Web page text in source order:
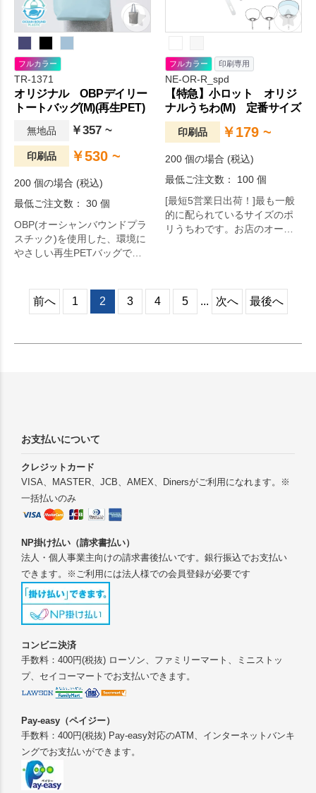
フルカラー
TR-1371
オリジナル OBPデイリー
トートバッグ(M)(再生PET)
無地品 ￥357 ~
印刷品 ￥530 ~
200 個の場合 (税込)
最低ご注文数： 30 個
OBP(オーシャンバウンドプラ
スチック)を使用した、環境に
やさしい再生PETバッグで
フルカラー 印刷専用
NE-OR-R_spd
【特急】小ロット オリジ
ナルうちわ(M) 定番サイズ
印刷品 ￥179 ~
200 個の場合 (税込)
最低ご注文数： 100 個
[最短5営業日出荷！]最も一般
的に配られているサイズのポ
リうちわです。お店のオープ
前へ 1 2 3 4 5 ... 次へ 最後へ
お支払いについて
クレジットカード
VISA、MASTER、JCB、AMEX、Dinersがご利用になれます。※
一括払いのみ
NP掛け払い（請求書払い）
法人・個人事業主向けの請求書後払いです。銀行振込でお支払い
できます。※ご利用には法人様での会員登録が必要です
コンビニ決済
手数料：400円(税抜) ローソン、ファミリーマート、ミニストッ
プ、セイコーマートでお支払いできます。
Pay-easy（ペイジー）
手数料：400円(税抜) Pay-easy対応のATM、インターネットバンキ
ングでお支払いができます。